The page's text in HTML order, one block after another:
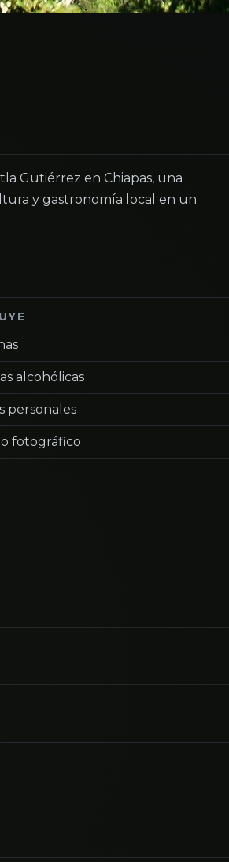
Gutiérrez en Chiapas, una
y gastronomía local en un
alcohólicas
personales
fotográfico